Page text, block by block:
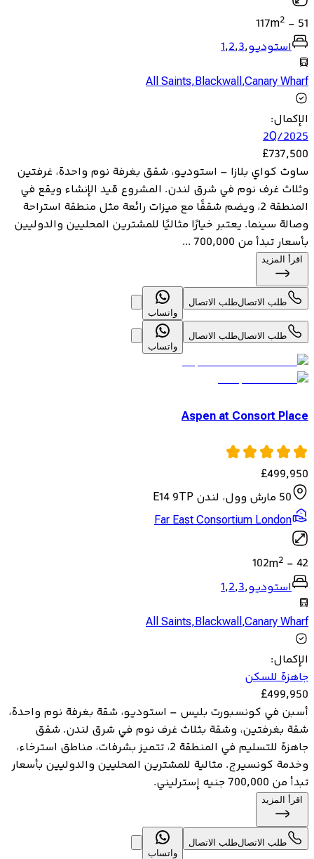
51
-
117m2
استوديو,
1,2,3
All Saints,Blackwall,Canary Wharf
الإكمال:
2Q/2025
£737,500
ساوث كواي بلازا – استوديو، شقق بغرفة نوم واحدة، غرفتين
وثلاث غرف نوم في شرق لندن. المشروع قيد الإنشاء ويقع في
المنطقة 2، ويضم شققًا مع ميزات رائعة مثل منطقة استراحة
وصالة سينما. يعتبر خيارًا مثاليًا للمشترين المحليين والدوليين
بأسعار تبدأ من 700,000 ...
اقرأ المزيد
طلب الاتصالطلب الاتصال
واتساب
طلب الاتصالطلب الاتصال
واتساب
Aspen at Consort Place
£499,950
50 مارش وول، لندن E14 9TP
Far East Consortium London
42
-
102m2
استوديو,
1,2,3
All Saints,Blackwall,Canary Wharf
الإكمال:
جاهزة للسكن
£499,950
أسبن في كونسبورت بليس – استوديو، شقة بغرفة نوم واحدة،
شقة بغرفتين، وشقة بثلاث غرف نوم في شرق لندن. شقق
جاهزة للتسليم في المنطقة 2، تتميز بشرفات، مناطق استرخاء،
وخدمة كونسيرج. مثالية للمشترين المحليين والدوليين بأسعار
تبدأ من 700,000 جنيه إسترليني.
اقرأ المزيد
طلب الاتصالطلب الاتصال
واتساب